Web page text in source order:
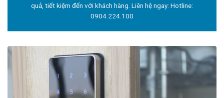
quả, tiết kiệm đến với khách hàng. Liên hệ ngay: Hotline:
0904.224.100